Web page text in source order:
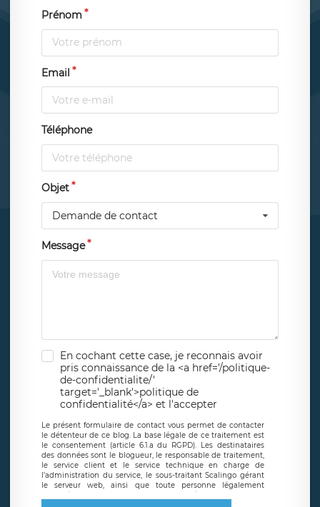
Prénom
Email
Téléphone
Objet
Demande de contact
Message
En cochant cette case, je reconnais avoir
pris connaissance de la <a href='/politique-
de-confidentialite/'
target='_blank'>politique de
confidentialité</a> et l'accepter
Le présent formulaire de contact vous permet de contacter
le détenteur de ce blog. La base légale de ce traitement est
le consentement (article 6.1.a du RGPD). Les destinataires
des données sont le blogueur, le responsable de traitement,
le service client et le service technique en charge de
l’administration du service, le sous-traitant Scalingo gérant
le serveur web, ainsi que toute personne légalement
autorisée. Le formulaire de contact à destination du